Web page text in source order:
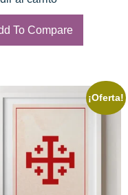
To Compare
¡Oferta!